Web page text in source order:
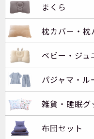
まくら
枕カバー・枕
ベビー・ジュ
パジャマ・ル
雑貨・睡眠グ
布団セット